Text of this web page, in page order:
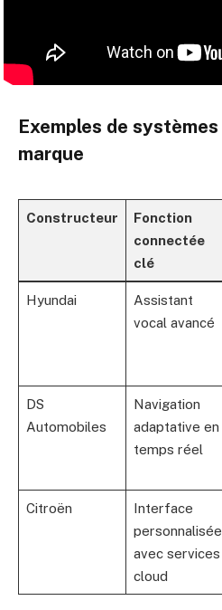
Exemples de
marque
Constructeur
Fonction
connectée
clé
Hyundai
Assistant
vocal avancé
DS
Automobiles
Navigation
adaptative en
temps réel
Citroën
Interface
personnalisée
avec services
cloud